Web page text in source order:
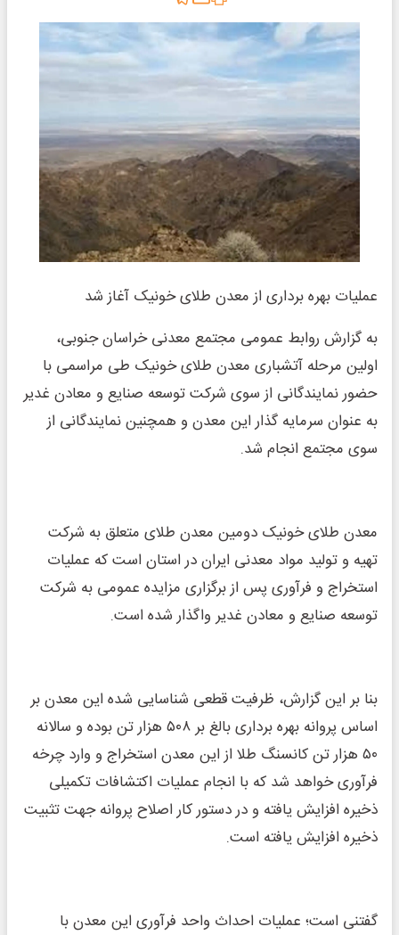
عملیات بهره برداری از معدن طلای خونیک آغاز شد
به گزارش روابط عمومی مجتمع معدنی خراسان جنوبی،
اولین مرحله آتشباری معدن طلای خونیک طی مراسمی با
حضور نمایندگانی از سوی شرکت توسعه صنایع و معادن غدیر
به عنوان سرمایه گذار این معدن و همچنین نمایندگانی از
سوی مجتمع انجام شد.
معدن طلای خونیک دومین معدن طلای متعلق به شرکت
تهیه و تولید مواد معدنی ایران در استان است که عملیات
استخراج و فرآوری پس از برگزاری مزایده عمومی به شرکت
توسعه صنایع و معادن غدیر واگذار شده است.
بنا بر این گزارش، ظرفیت قطعی شناسایی شده این معدن بر
اساس پروانه بهره برداری بالغ بر ۵۰۸ هزار تن بوده و سالانه
۵۰ هزار تن کانسنگ طلا از این معدن استخراج و وارد چرخه
فرآوری خواهد شد که با انجام عملیات اکتشافات تکمیلی
ذخیره افزایش یافته و در دستور کار اصلاح پروانه جهت تثبیت
ذخیره افزایش یافته است.
گفتنی است؛ عملیات احداث واحد فرآوری این معدن با